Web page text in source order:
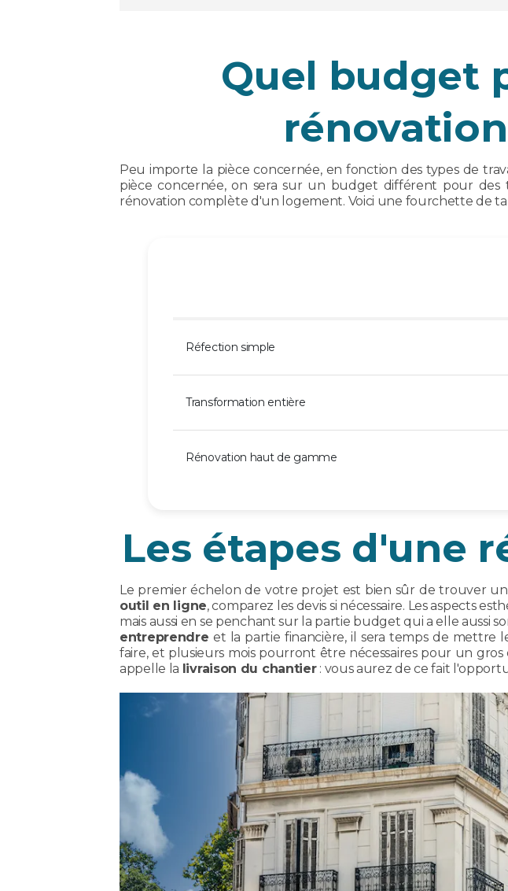
Quel budget
Peu importe la pièce concernée, en fonction des types de
pièce concernée, on sera sur un budget différent pour
rénovation complète d'un logement. Voici une fourchette de
Réfection simple
Transformation entière
Rénovation haut de gamme
Les étapes d'une
Le premier échelon de votre projet est bien sûr de trouver
outil en ligne, comparez les devis si nécessaire. Les aspects
mais aussi en se penchant sur la partie budget qui a elle aussi
entreprendre et la partie financière, il sera temps de
faire, et plusieurs mois pourront être nécessaires pour un
appelle la livraison du chantier: vous aurez de ce fait